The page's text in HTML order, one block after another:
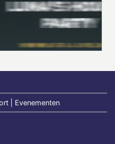
| Evenementen